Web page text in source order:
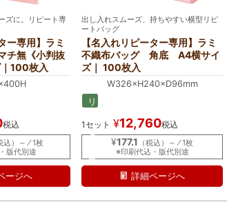
ズに。リピート専
ー専用】ラミ
チ無《小判抜
100枚入
税込
込）～ ⁄ 1枚
版代別途
ージへ
出し入れスムーズ、持ちやすい横型リピ
ートバッグ
【名入れリピーター専用】ラミ
不織布バッグ 角底 A4横サイ
ズ｜ 100枚入
W326×H240×D96mm
リ
ー
タ
専
1セット ¥12,760税込
¥177.1 （税込）～ ⁄ 1枚
※印刷代込・版代別途
詳細ページへ